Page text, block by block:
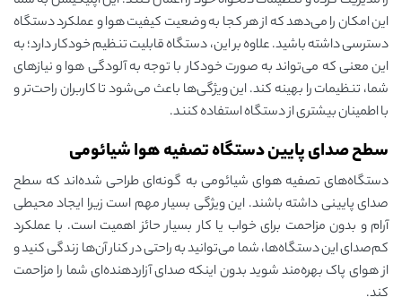
این امکان را می‌دهد که از هر کجا به وضعیت کیفیت هوا و عملکرد دستگاه
دسترسی داشته باشید. علاوه بر این، دستگاه قابلیت تنظیم خودکار دارد؛ به
این معنی که می‌تواند به صورت خودکار با توجه به آلودگی هوا و نیازهای
شما، تنظیمات را بهینه کند. این ویژگی‌ها باعث می‌شود تا کاربران راحت‌تر و
با اطمینان بیشتری از دستگاه استفاده کنند.
سطح صدای پایین دستگاه تصفیه هوا شیائومی
دستگاه‌های تصفیه هوای شیائومی به گونه‌ای طراحی شده‌اند که سطح
صدای پایینی داشته باشند. این ویژگی بسیار مهم است زیرا ایجاد محیطی
آرام و بدون مزاحمت برای خواب یا کار بسیار حائز اهمیت است. با عملکرد
کم‌صدای این دستگاه‌ها، شما می‌توانید به راحتی در کنار آن‌ها زندگی کنید و
از هوای پاک بهره‌مند شوید بدون اینکه صدای آزاردهنده‌ای شما را مزاحمت
کند.